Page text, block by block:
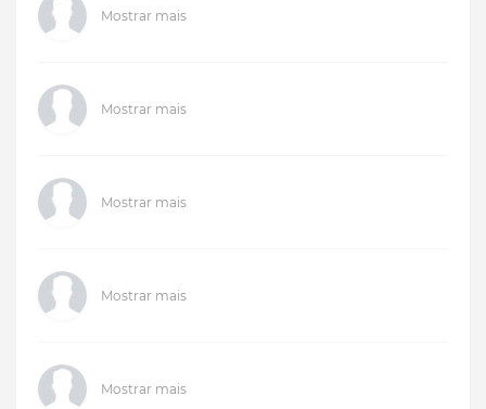
Mostrar mais
Mostrar mais
Mostrar mais
Mostrar mais
Mostrar mais